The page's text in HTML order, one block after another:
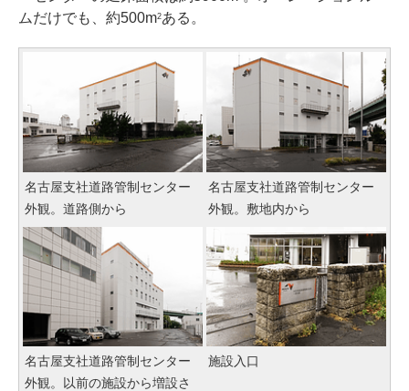
ムだけでも、約500m2ある。
名古屋支社道路管制センター
外観。道路側から
名古屋支社道路管制センター
外観。敷地内から
名古屋支社道路管制センター
外観。以前の施設から増設さ
施設入口